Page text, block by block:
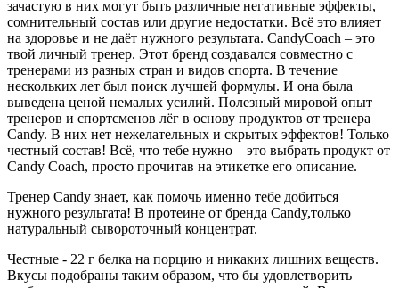
зачастую в них могут быть различные негативные эффекты,
сомнительный состав или другие недостатки. Всё это влияет
на здоровье и не даёт нужного результата. CandyCoach – это
твой личный тренер. Этот бренд создавался совместно с
тренерами из разных стран и видов спорта. В течение
нескольких лет был поиск лучшей формулы. И она была
выведена ценой немалых усилий. Полезный мировой опыт
тренеров и спортсменов лёг в основу продуктов от тренера
Candy. В них нет нежелательных и скрытых эффектов! Только
честный состав! Всё, что тебе нужно – это выбрать продукт от
Candy Coach, просто прочитав на этикетке его описание.
Тренер Candy знает, как помочь именно тебе добиться
нужного результата! В протеине от бренда Candy,только
натуральный сывороточный концентрат.
Честные - 22 г белка на порцию и никаких лишних веществ.
Вкусы подобраны таким образом, что бы удовлетворить